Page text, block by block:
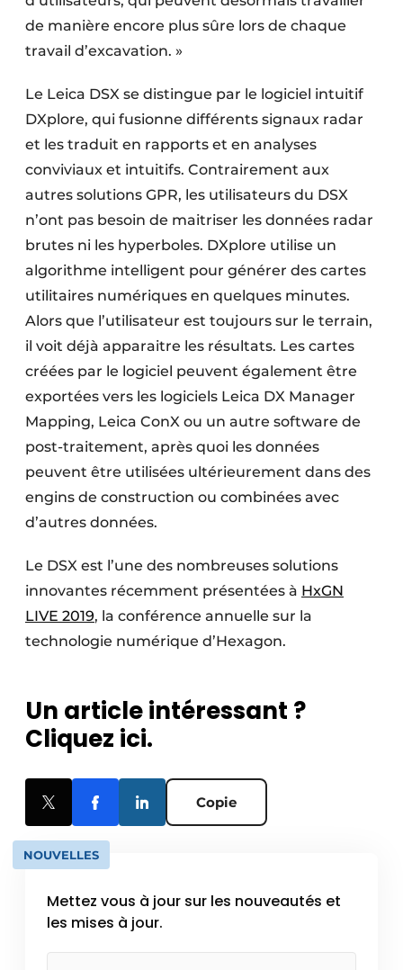
de manière encore plus sûre lors de chaque
travail d’excavation. »
Le Leica DSX se distingue par le logiciel intuitif
DXplore, qui fusionne différents signaux radar
et les traduit en rapports et en analyses
conviviaux et intuitifs. Contrairement aux
autres solutions GPR, les utilisateurs du DSX
n’ont pas besoin de maitriser les données radar
brutes ni les hyperboles. DXplore utilise un
algorithme intelligent pour générer des cartes
utilitaires numériques en quelques minutes.
Alors que l’utilisateur est toujours sur le terrain,
il voit déjà apparaitre les résultats. Les cartes
créées par le logiciel peuvent également être
exportées vers les logiciels Leica DX Manager
Mapping, Leica ConX ou un autre software de
post-traitement, après quoi les données
peuvent être utilisées ultérieurement dans des
engins de construction ou combinées avec
d’autres données.
Le DSX est l’une des nombreuses solutions
innovantes récemment présentées à HxGN
LIVE 2019, la conférence annuelle sur la
technologie numérique d’Hexagon.
Un article intéressant ?
Cliquez ici.
Copie
NOUVELLES
Mettez vous à jour sur les nouveautés et
les mises à jour.